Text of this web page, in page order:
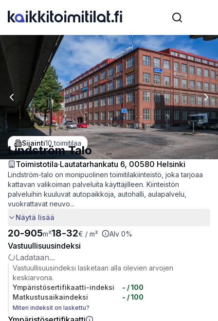
Previous slide
Sijainti10 toimitilaa
Lindström Talo
Toimistotila·Lautatarhankatu 6, 00580 Helsinki
Lindström-talo on monipuolinen toimitilakiinteistö, joka tarjoaa
kattavan valikoiman palveluita käyttäjilleen. Kiinteistön
palveluihin kuuluvat autopaikkoja, autohalli, aulapalvelu,
vuokrattavat neuvo...
Näytä lisää
20-905m²18-32€ / m² Alv 0%
Vastuullisuusindeksi
Ladataan...
Vastuullisuusindeksi lasketaan alla olevien arvojen
keskiarvona.
Ympäristösertifikaatti-indeksi
- / 100
Matkustusaikaindeksi
- / 100
Miten indeksit on laskettu?